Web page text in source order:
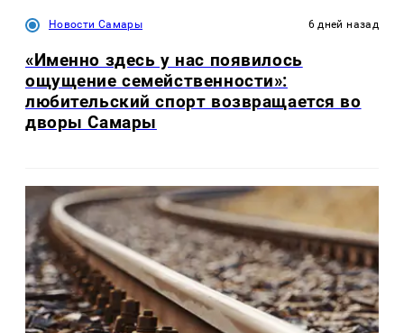
Новости Самары 6 дней назад
«Именно здесь у нас появилось
ощущение семейственности»:
любительский спорт возвращается во
дворы Самары